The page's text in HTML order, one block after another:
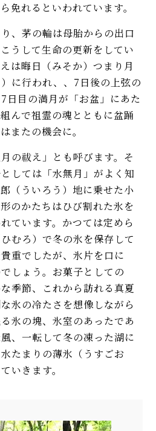
免れるといわれています。
、茅の輪は母胎からの出口
うして生命の更新をしてい
は晦日（みそか）つまり月
に行われ、、7日後の上弦の
日目の満月が「お盆」にあた
んで祖霊の魂とともに盆踊
またの機会に。
の祓え」とも呼びます。そ
しては「水無月」がよく知
（ういろう）地に乗せた小
のかたちはひび割れた氷を
ています。かつては定めら
むろ）で冬の氷を保存して
重でしたが、氷片を口に
しょう。お菓子としての
季節、これから訪れる真夏
氷の冷たさを想像しながら
氷の塊、氷室のあったであ
、一転して冬の凍った湖に
たまりの薄氷（うすごお
いきます。